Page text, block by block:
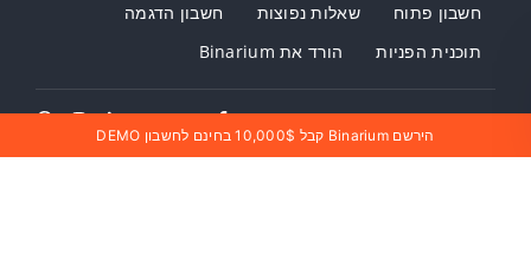
חשבון פתוח
שאלות נפוצות
חשבון הדגמה
תוכנית הפניות
הורד את Binarium
Binarium Israel - Binarium ישראל - Binarium إسرائي
הירשם Binarium קבל 10,000$ בחינם לחשבון DEMO